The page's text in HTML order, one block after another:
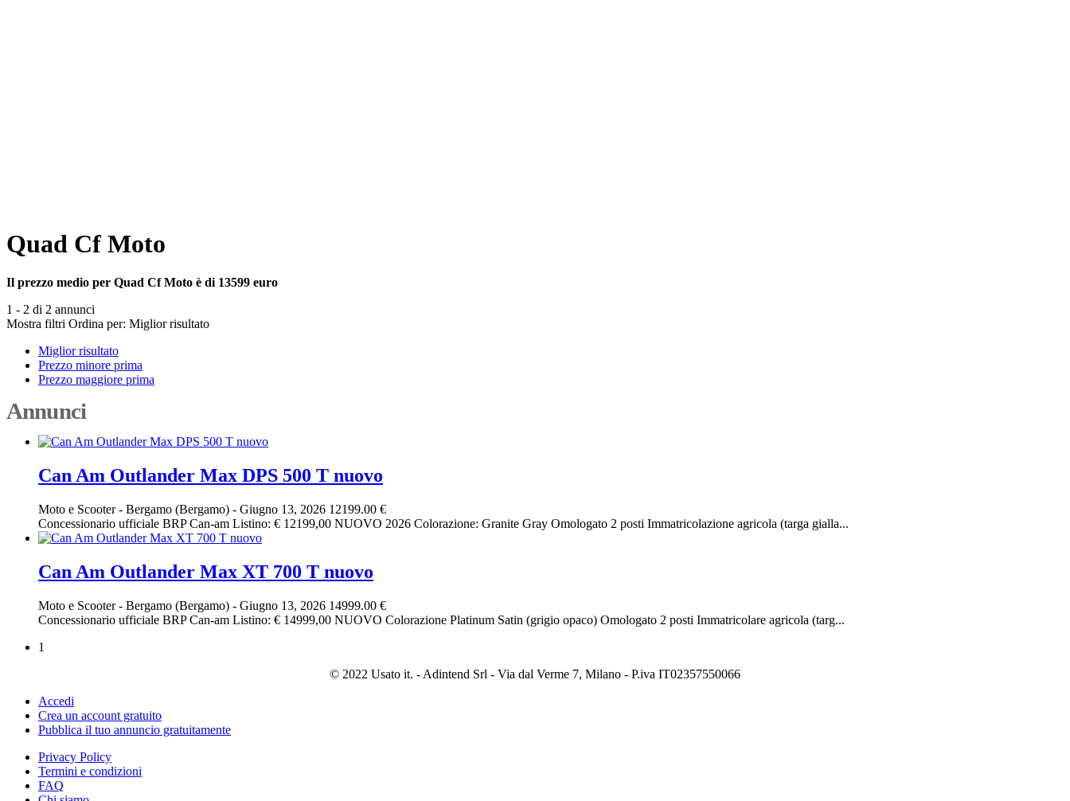
Quad Cf Moto
Il prezzo medio per Quad Cf Moto è di 13599 euro
1 - 2 di 2 annunci
Mostra filtri Ordina per: Miglior risultato
Miglior risultato
Prezzo minore prima
Prezzo maggiore prima
Annunci
Can Am Outlander Max DPS 500 T nuovo
Moto e Scooter- Bergamo (Bergamo) - Giugno 13, 2026 12199.00 €
Concessionario ufficiale BRP Can-am Listino: € 12199,00 NUOVO 2026 Colorazione: Granite Gray Omologato 2 posti Immatricolazione agricola (targa gialla...
Can Am Outlander Max XT 700 T nuovo
Moto e Scooter- Bergamo (Bergamo) - Giugno 13, 2026 14999.00 €
Concessionario ufficiale BRP Can-am Listino: € 14999,00 NUOVO Colorazione Platinum Satin (grigio opaco) Omologato 2 posti Immatricolare agricola (targ...
1
© 2022 Usato it. - Adintend Srl - Via dal Verme 7, Milano - P.iva IT02357550066
Accedi
Crea un account gratuito
Pubblica il tuo annuncio gratuitamente
Privacy Policy
Termini e condizioni
FAQ